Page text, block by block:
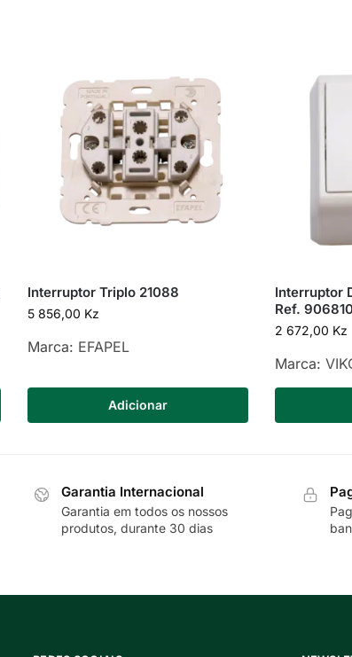
Interruptor Triplo 21088
5 856,00 Kz
Marca: EFAPEL
Adicionar
Interruptor
Ref.
2 672,00 Kz
Marca:
Garantia Internacional
Garantia em todos os nossos
produtos, durante 30 dias